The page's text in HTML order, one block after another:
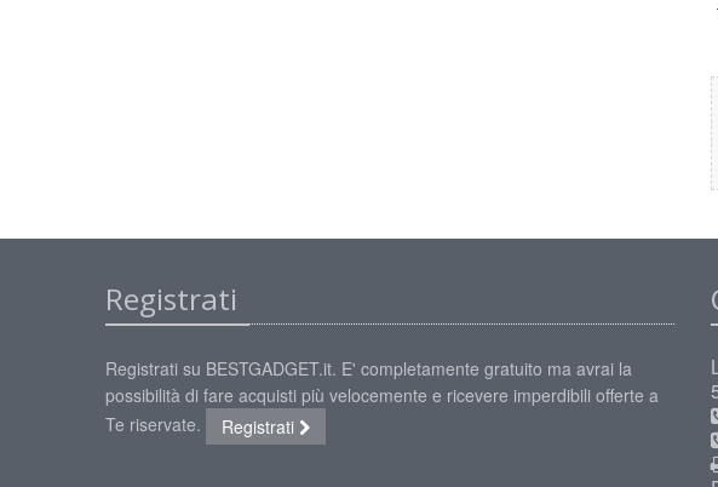
Registrati
Registrati su BESTGADGET.it. E' completamente gratuito ma avrai la
possibilità di fare acquisti più velocemente e ricevere imperdibili offerte a
Te riservate.
Registrati